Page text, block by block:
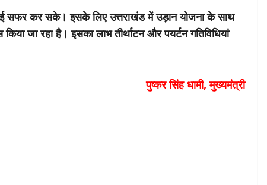
सफर कर सके। इसके लिए उत्तराखंड में उड़ान योजना के साथ
जा रहा है। इसका लाभ तीर्थाटन और पयर्टन गतिविधियां
पुष्कर सिंह धामी, मुख्यमंत्री